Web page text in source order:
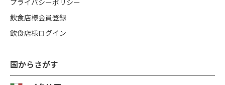
国からさがす
飲食店様会員登録
飲食店様ログイン